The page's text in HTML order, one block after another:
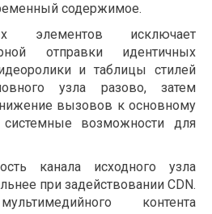
содержимое.
элементов исключает
отправки идентичных
и таблицы стилей
узла разово, затем
вызовов к основному
возможности для
канала исходного узла
при задействовании CDN.
контента